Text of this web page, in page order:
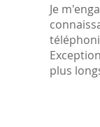
Je
plus